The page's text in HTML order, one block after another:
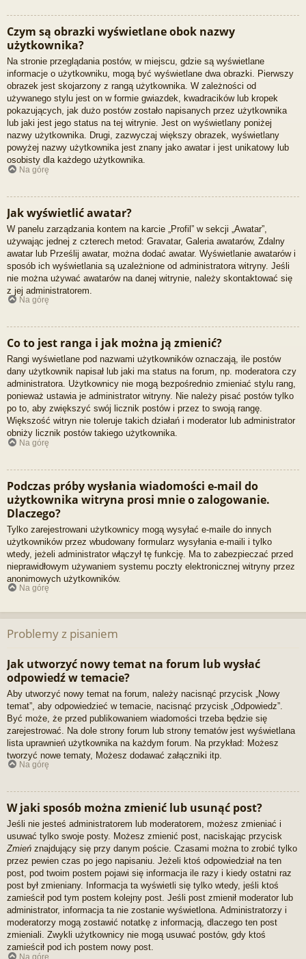
Czym są obrazki wyświetlane obok nazwy
użytkownika?
Na stronie przeglądania postów, w miejscu, gdzie są wyświetlane
informacje o użytkowniku, mogą być wyświetlane dwa obrazki. Pierwszy
obrazek jest skojarzony z rangą użytkownika. W zależności od
używanego stylu jest on w formie gwiazdek, kwadracików lub kropek
pokazujących, jak dużo postów zostało napisanych przez użytkownika
lub jaki jest jego status na tej witrynie. Jest on wyświetlany poniżej
nazwy użytkownika. Drugi, zazwyczaj większy obrazek, wyświetlany
powyżej nazwy użytkownika jest znany jako awatar i jest unikatowy lub
osobisty dla każdego użytkownika.
Na górę
Jak wyświetlić awatar?
W panelu zarządzania kontem na karcie „Profil” w sekcji „Awatar”,
używając jednej z czterech metod: Gravatar, Galeria awatarów, Zdalny
awatar lub Prześlij awatar, można dodać awatar. Wyświetlanie awatarów i
sposób ich wyświetlania są uzależnione od administratora witryny. Jeśli
nie można używać awatarów na danej witrynie, należy skontaktować się
z jej administratorem.
Na górę
Co to jest ranga i jak można ją zmienić?
Rangi wyświetlane pod nazwami użytkowników oznaczają, ile postów
dany użytkownik napisał lub jaki ma status na forum, np. moderatora czy
administratora. Użytkownicy nie mogą bezpośrednio zmieniać stylu rang,
ponieważ ustawia je administrator witryny. Nie należy pisać postów tylko
po to, aby zwiększyć swój licznik postów i przez to swoją rangę.
Większość witryn nie toleruje takich działań i moderator lub administrator
obniży licznik postów takiego użytkownika.
Na górę
Podczas próby wysłania wiadomości e-mail do
użytkownika witryna prosi mnie o zalogowanie.
Dlaczego?
Tylko zarejestrowani użytkownicy mogą wysyłać e-maile do innych
użytkowników przez wbudowany formularz wysyłania e-maili i tylko
wtedy, jeżeli administrator włączył tę funkcję. Ma to zabezpieczać przed
nieprawidłowym używaniem systemu poczty elektronicznej witryny przez
anonimowych użytkowników.
Na górę
Problemy z pisaniem
Jak utworzyć nowy temat na forum lub wysłać
odpowiedź w temacie?
Aby utworzyć nowy temat na forum, należy nacisnąć przycisk „Nowy
temat”, aby odpowiedzieć w temacie, nacisnąć przycisk „Odpowiedz”.
Być może, że przed publikowaniem wiadomości trzeba będzie się
zarejestrować. Na dole strony forum lub strony tematów jest wyświetlana
lista uprawnień użytkownika na każdym forum. Na przykład: Możesz
tworzyć nowe tematy, Możesz dodawać załączniki itp.
Na górę
W jaki sposób można zmienić lub usunąć post?
Jeśli nie jesteś administratorem lub moderatorem, możesz zmieniać i
usuwać tylko swoje posty. Możesz zmienić post, naciskając przycisk
Zmień znajdujący się przy danym poście. Czasami można to zrobić tylko
przez pewien czas po jego napisaniu. Jeżeli ktoś odpowiedział na ten
post, pod twoim postem pojawi się informacja ile razy i kiedy ostatni raz
post był zmieniany. Informacja ta wyświetli się tylko wtedy, jeśli ktoś
zamieścił pod tym postem kolejny post. Jeśli post zmienił moderator lub
administrator, informacja ta nie zostanie wyświetlona. Administratorzy i
moderatorzy mogą zostawić notatkę z informacją, dlaczego ten post
zmieniali. Zwykli użytkownicy nie mogą usuwać postów, gdy ktoś
zamieścił pod ich postem nowy post.
Na górę